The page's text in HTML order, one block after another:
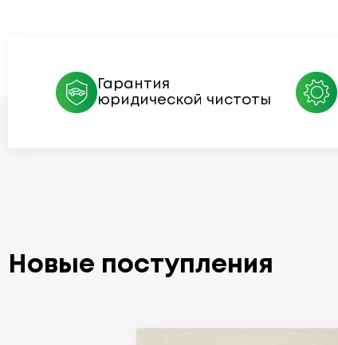
Гарантия
юридической чистоты
Новые поступления